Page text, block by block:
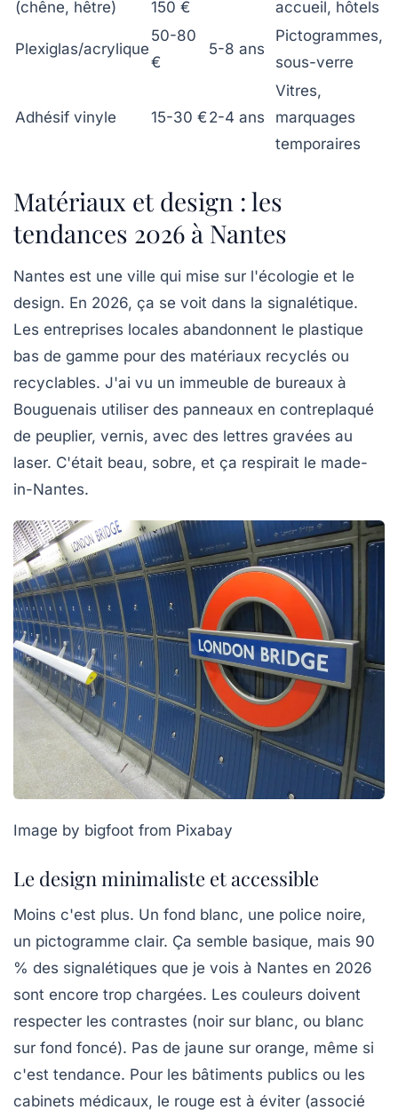
(chêne, hêtre) 150 € accueil, hôtels
Plexiglas/acrylique
50-80
€
5-8 ans
Pictogrammes,
sous-verre
Adhésif vinyle 15-30 € 2-4 ans
Vitres,
marquages
temporaires
Matériaux et design : les
tendances 2026 à Nantes
Nantes est une ville qui mise sur l'écologie et le
design. En 2026, ça se voit dans la signalétique.
Les entreprises locales abandonnent le plastique
bas de gamme pour des matériaux recyclés ou
recyclables. J'ai vu un immeuble de bureaux à
Bouguenais utiliser des panneaux en contreplaqué
de peuplier, vernis, avec des lettres gravées au
laser. C'était beau, sobre, et ça respirait le made-
in-Nantes.
Image by bigfoot from Pixabay
Le design minimaliste et accessible
Moins c'est plus. Un fond blanc, une police noire,
un pictogramme clair. Ça semble basique, mais 90
% des signalétiques que je vois à Nantes en 2026
sont encore trop chargées. Les couleurs doivent
respecter les contrastes (noir sur blanc, ou blanc
sur fond foncé). Pas de jaune sur orange, même si
c'est tendance. Pour les bâtiments publics ou les
cabinets médicaux, le rouge est à éviter (associé